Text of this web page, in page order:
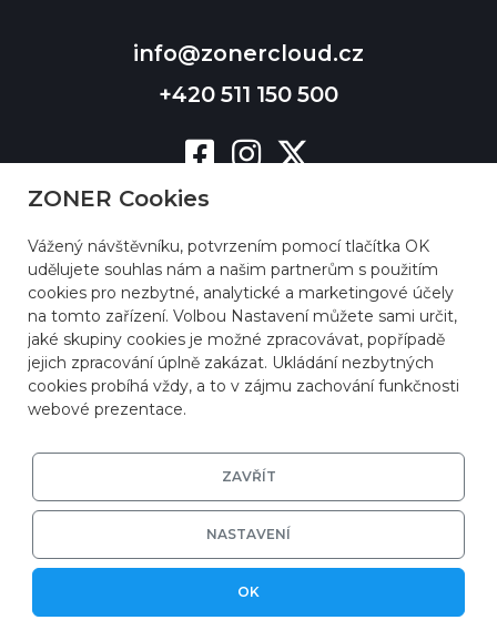
info@zonercloud.cz
+420 511 150 500
EFRR
|Nastavení cookies
ZONER Cookies
Vážený návštěvníku, potvrzením pomocí tlačítka OK
udělujete souhlas nám a našim partnerům s použitím
cookies pro nezbytné, analytické a marketingové účely
na tomto zařízení. Volbou Nastavení můžete sami určit,
jaké skupiny cookies je možné zpracovávat, popřípadě
jejich zpracování úplně zakázat. Ukládání nezbytných
cookies probíhá vždy, a to v zájmu zachování funkčnosti
webové prezentace.
ZAVŘÍT
NASTAVENÍ
OK